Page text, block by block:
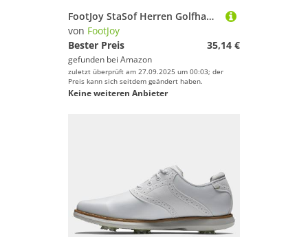
FootJoy StaSof Herren Golfhandschuh, Perle
von FootJoy
Bester Preis
35,14 €
gefunden bei Amazon
zuletzt überprüft am 27.09.2025 um 00:03; der
Preis kann sich seitdem geändert haben.
Keine weiteren Anbieter